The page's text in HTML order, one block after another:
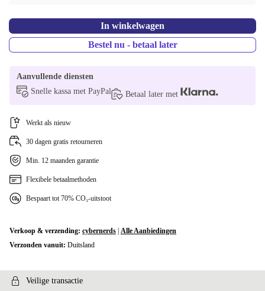
In winkelwagen
Bestel nu - betaal later
Aanvullende diensten
Snelle kassa met PayPal
Betaal later met
Werkt als nieuw
30 dagen gratis retourneren
Min. 12 maanden garantie
Flexibele betaalmethoden
Bespaart tot 70% CO₂-uitstoot
Verkoop & verzending: cybernerds Alle Aanbiedingen
Verzonden vanuit: Duitsland
Veilige transactie